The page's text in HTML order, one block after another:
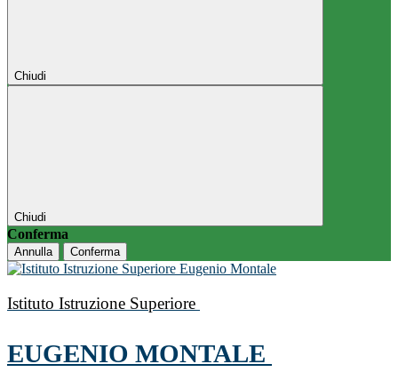
Chiudi
Chiudi
Conferma
Annulla Conferma
Istituto Istruzione Superiore
EUGENIO MONTALE